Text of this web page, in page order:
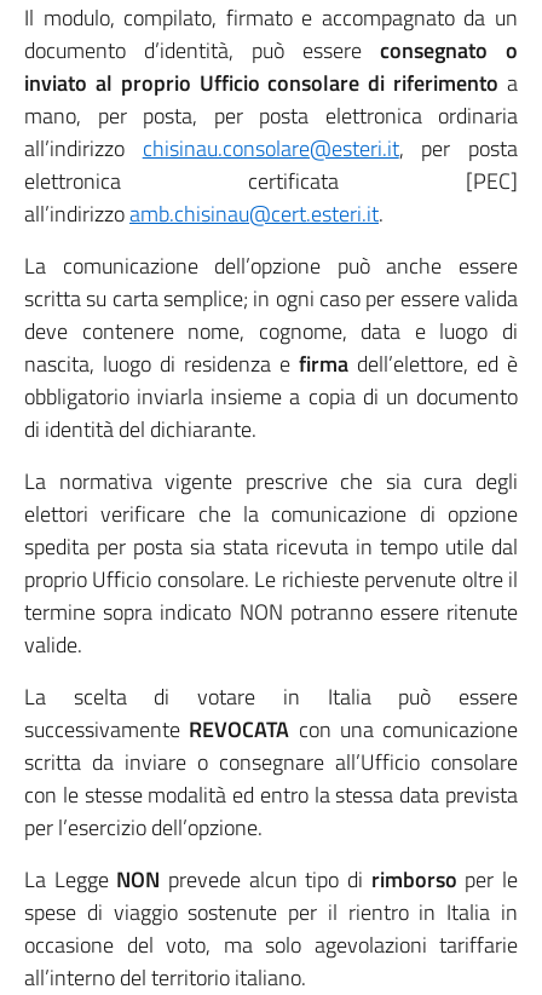
Il modulo, compilato, firmato e accompagnato da un
documento d’identità, può essere consegnato o
inviato al proprio Ufficio consolare di riferimento a
mano, per posta, per posta elettronica ordinaria
all’indirizzo chisinau.consolare@esteri.it, per posta
elettronica certificata [PEC]
all’indirizzoamb.chisinau@cert.esteri.it.
La comunicazione dell’opzione può anche essere
scritta su carta semplice; in ogni caso per essere valida
deve contenere nome, cognome, data e luogo di
nascita, luogo di residenza e firma dell’elettore, ed è
obbligatorio inviarla insieme a copia di un documento
di identità del dichiarante.
La normativa vigente prescrive che sia cura degli
elettori verificare che la comunicazione di opzione
spedita per posta sia stata ricevuta in tempo utile dal
proprio Ufficio consolare. Le richieste pervenute oltre il
termine sopra indicato NON potranno essere ritenute
valide.
La scelta di votare in Italia può essere
successivamente REVOCATA con una comunicazione
scritta da inviare o consegnare all’Ufficio consolare
con le stesse modalità ed entro la stessa data prevista
per l’esercizio dell’opzione.
La Legge NON prevede alcun tipo di rimborso per le
spese di viaggio sostenute per il rientro in Italia in
occasione del voto, ma solo agevolazioni tariffarie
all’interno del territorio italiano.